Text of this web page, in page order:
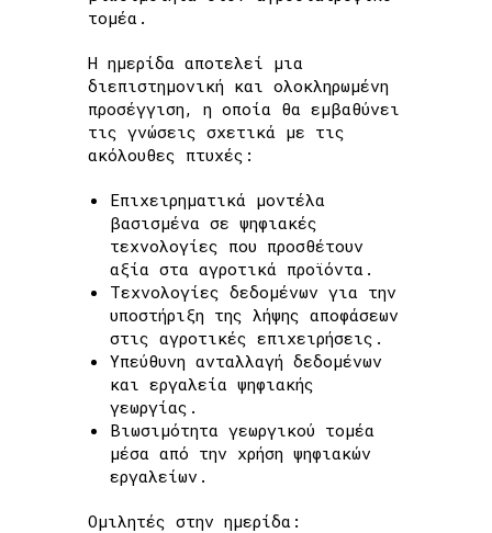
τομέα.
Η ημερίδα αποτελεί μια
διεπιστημονική και ολοκληρωμένη
προσέγγιση, η οποία θα εμβαθύνει
τις γνώσεις σχετικά με τις
ακόλουθες πτυχές:
Επιχειρηματικά μοντέλα
βασισμένα σε ψηφιακές
τεχνολογίες που προσθέτουν
αξία στα αγροτικά προϊόντα.
Τεχνολογίες δεδομένων για την
υποστήριξη της λήψης αποφάσεων
στις αγροτικές επιχειρήσεις.
Υπεύθυνη ανταλλαγή δεδομένων
και εργαλεία ψηφιακής
γεωργίας.
Βιωσιμότητα γεωργικού τομέα
μέσα από την χρήση ψηφιακών
εργαλείων.
Ομιλητές στην ημερίδα: